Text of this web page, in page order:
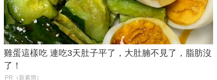
雞蛋這樣吃 連吃3天肚子平了，大肚腩不見了，脂肪沒
了！
PR（新素簡）